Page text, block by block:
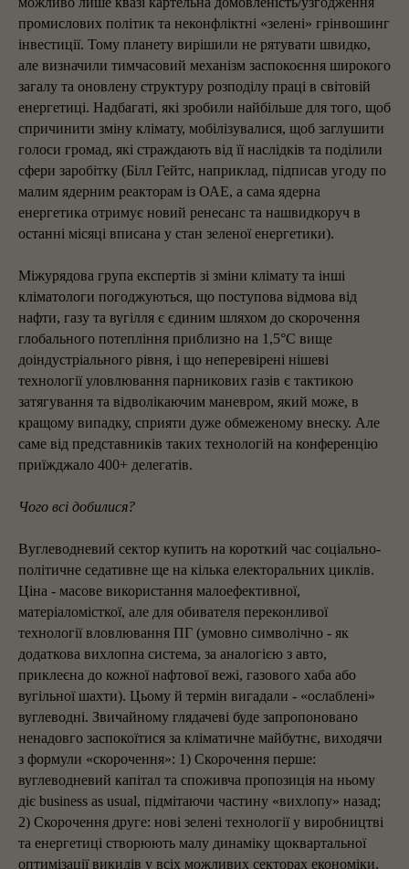
промислових політик та неконфліктні «зелені» грінвошинг
інвестиції. Тому планету вирішили не рятувати швидко,
але визначили тимчасовий механізм заспокоєння широкого
загалу та оновлену структуру розподілу праці в світовій
енергетиці. Надбагаті, які зробили найбільше для того, щоб
спричинити зміну клімату, мобілізувалися, щоб заглушити
голоси громад, які страждають від її наслідків та поділили
сфери заробітку (Білл Гейтс, наприклад, підписав угоду по
малим ядерним реакторам із ОАЕ, а сама ядерна
енергетика отримує новий ренесанс та нашвидкоруч в
останні місяці вписана у стан зеленої енергетики).
Міжурядова група експертів зі зміни клімату та інші
кліматологи погоджуються, що поступова відмова від
нафти, газу та вугілля є єдиним шляхом до скорочення
глобального потепління приблизно на 1,5°C вище
доіндустріального рівня, і що неперевірені нішеві
технології уловлювання парникових газів є тактикою
затягування та відволікаючим маневром, який може, в
кращому випадку, сприяти дуже обмеженому внеску. Але
саме від представників таких технологій на конференцію
приїжджало 400+ делегатів.
Чого всі добилися?
Вуглеводневий сектор купить на короткий час соціально-
політичне седативне ще на кілька електоральних циклів.
Ціна - масове використання малоефективної,
матеріаломісткої, але для обивателя переконливої
технології вловлювання ПГ (умовно символічно - як
додаткова вихлопна система, за аналогією з авто,
приклеєна до кожної нафтової вежі, газового хаба або
вугільної шахти). Цьому й термін вигадали - «ослаблені»
вуглеводні. Звичайному глядачеві буде запропоновано
ненадовго заспокоїтися за кліматичне майбутнє, виходячи
з формули «скорочення»: 1) Скорочення перше:
вуглеводневий капітал та споживча пропозиція на ньому
діє business as usual, підмітаючи частину «вихлопу» назад;
2) Скорочення друге: нові зелені технології у виробництві
та енергетиці створюють малу динаміку щоквартальної
оптимізації викидів у всіх можливих секторах економіки,